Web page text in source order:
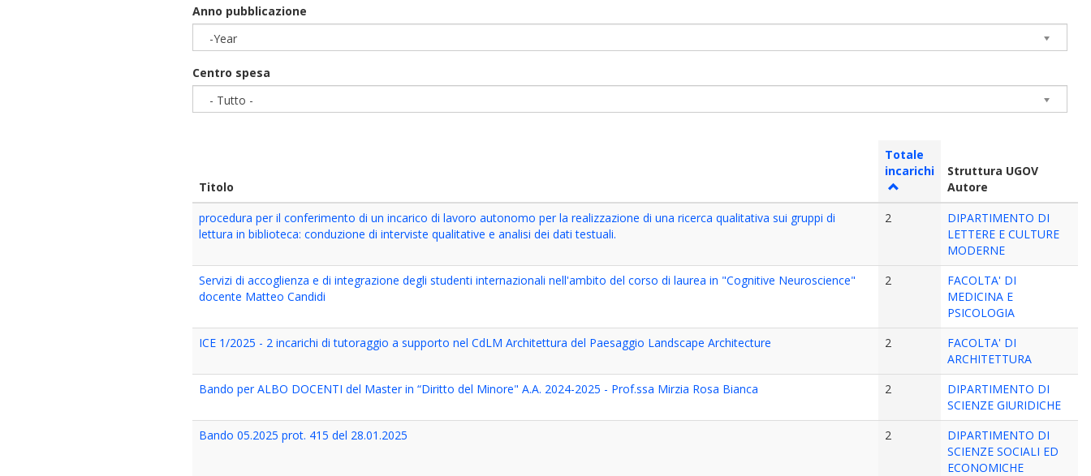
Anno pubblicazione
-Year
Centro spesa
- Tutto -
Titolo
Totale
incarichi
Struttura UGOV
Autore
procedura per il conferimento di un incarico di lavoro autonomo per la realizzazione di una ricerca qualitativa sui gruppi di
lettura in biblioteca: conduzione di interviste qualitative e analisi dei dati testuali.
2
DIPARTIMENTO DI
LETTERE E CULTURE
MODERNE
Servizi di accoglienza e di integrazione degli studenti internazionali nell'ambito del corso di laurea in "Cognitive Neuroscience"
docente Matteo Candidi
2
FACOLTA' DI
MEDICINA E
PSICOLOGIA
ICE 1/2025 - 2 incarichi di tutoraggio a supporto nel CdLM Architettura del Paesaggio Landscape Architecture
2
FACOLTA' DI
ARCHITETTURA
Bando per ALBO DOCENTI del Master in “Diritto del Minore" A.A. 2024-2025 - Prof.ssa Mirzia Rosa Bianca
2
DIPARTIMENTO DI
SCIENZE GIURIDICHE
Bando 05.2025 prot. 415 del 28.01.2025
2
DIPARTIMENTO DI
SCIENZE SOCIALI ED
ECONOMICHE